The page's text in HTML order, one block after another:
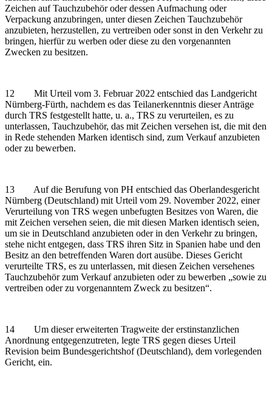
Zeichen auf Tauchzubehör oder dessen Aufmachung oder
Verpackung anzubringen, unter diesen Zeichen Tauchzubehör
anzubieten, herzustellen, zu vertreiben oder sonst in den Verkehr zu
bringen, hierfür zu werben oder diese zu den vorgenannten
Zwecken zu besitzen.
12 Mit Urteil vom 3. Februar 2022 entschied das Landgericht
Nürnberg-Fürth, nachdem es das Teilanerkenntnis dieser Anträge
durch TRS festgestellt hatte, u. a., TRS zu verurteilen, es zu
unterlassen, Tauchzubehör, das mit Zeichen versehen ist, die mit den
in Rede stehenden Marken identisch sind, zum Verkauf anzubieten
oder zu bewerben.
13 Auf die Berufung von PH entschied das Oberlandesgericht
Nürnberg (Deutschland) mit Urteil vom 29. November 2022, einer
Verurteilung von TRS wegen unbefugten Besitzes von Waren, die
mit Zeichen versehen seien, die mit diesen Marken identisch seien,
um sie in Deutschland anzubieten oder in den Verkehr zu bringen,
stehe nicht entgegen, dass TRS ihren Sitz in Spanien habe und den
Besitz an den betreffenden Waren dort ausübe. Dieses Gericht
verurteilte TRS, es zu unterlassen, mit diesen Zeichen versehenes
Tauchzubehör zum Verkauf anzubieten oder zu bewerben „sowie zu
vertreiben oder zu vorgenanntem Zweck zu besitzen“.
14 Um dieser erweiterten Tragweite der erstinstanzlichen
Anordnung entgegenzutreten, legte TRS gegen dieses Urteil
Revision beim Bundesgerichtshof (Deutschland), dem vorlegenden
Gericht, ein.